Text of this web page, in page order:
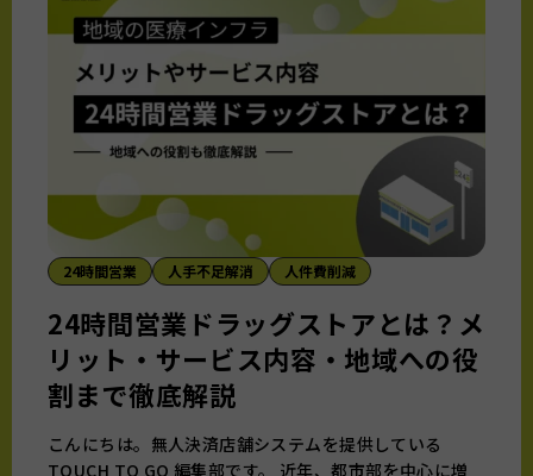
24時間営業 人手不足解消 人件費削減
24時間営業ドラッグストアとは？メ
リット・サービス内容・地域への役
割まで徹底解説
こんにちは。無人決済店舗システムを提供している
TOUCH TO GO 編集部です。 近年、都市部を中心に増